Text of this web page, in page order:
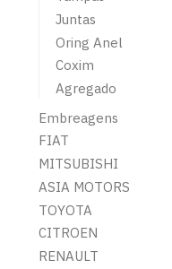
Juntas
Oring Anel
Coxim
Agregado
Embreagens
FIAT
MITSUBISHI
ASIA MOTORS
TOYOTA
CITROEN
RENAULT